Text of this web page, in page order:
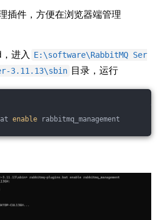
插件，方便在浏览器端管理
进入 E:\software\RabbitMQ Ser
3.11.13\sbin 目录，运行
enable rabbitmq_management